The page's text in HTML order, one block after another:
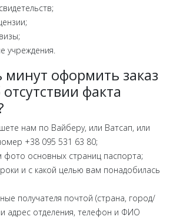
учреждения.
минут оформить заказ
факта
нам по Вайберу, или Ватсап, или
+38 095 531 63 80;
фото основных страниц паспорта;
и с какой целью вам понадобилась
получателя почтой (страна, город/
адрес отделения, телефон и ФИО